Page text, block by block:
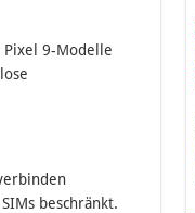
9-Modelle
beschränkt​.